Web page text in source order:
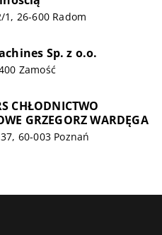
26-600 Radom
Sp. z o.o.
Zamość
CHŁODNICTWO
GRZEGORZ WARDĘGA
60-003 Poznań